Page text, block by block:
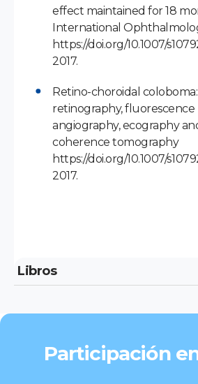
effect maintained for 18
International
https://doi.org/10.1007/
2017.
Retino-choroidal
retinography, fluorescence
angiography, ecography
coherence tomography
https://doi.org/10.1007/
2017.
Libros
Participación